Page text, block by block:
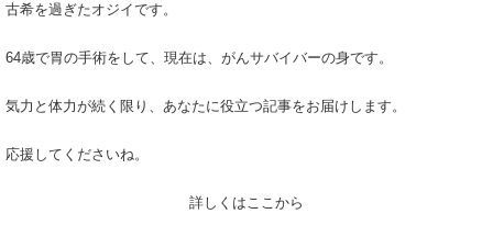
古希を過ぎたオジイです。
64歳で胃の手術をして、現在は、がんサバイバーの身です。
気力と体力が続く限り、あなたに役立つ記事をお届けします。
応援してくださいね。
詳しくはここから